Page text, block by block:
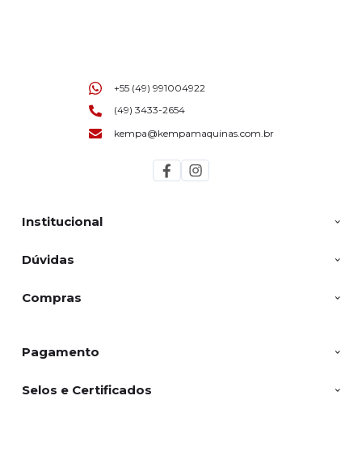
Institucional
Dúvidas
Compras
+55 (49) 991004922
(49) 3433-2654
kempa@kempamaquinas.com.br
Pagamento
Selos e Certificados